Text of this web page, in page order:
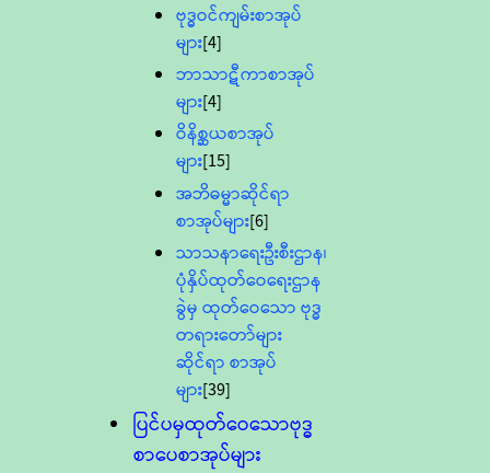
ဗုဒ္ဓဝင်ကျမ်းစာအုပ်
များ[4]
ဘာသာဋီကာစာအုပ်
များ[4]
ဝိနိစ္ဆယစာအုပ်
များ[15]
အဘိဓမ္မာဆိုင်ရာ
စာအုပ်များ[6]
သာသနာရေးဦးစီးဌာန၊
ပုံနှိပ်ထုတ်ဝေရေးဌာန
ခွဲမှ ထုတ်ဝေသော ဗုဒ္ဓ
တရားတော်များ
ဆိုင်ရာ စာအုပ်
များ[39]
ပြင်ပမှထုတ်ဝေသောဗုဒ္ဓ
စာပေစာအုပ်များ